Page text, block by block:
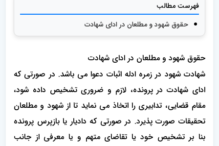
فهرست مطالب
حقوق شهود و مطلعان در ادای شهادت
حقوق شهود و مطلعان در ادای شهادت
شهادت شهود در زمره ادله اثبات دعوا می باشد. در صورتی که
ادای شهادت در پرونده، لازم و ضروری تشخیص داده شود،
مقام قضایی، تدابیری را اتخاذ می نماید تا از شهود و مطلعان
تحقیقات صورت پذیرد. در صورتی که دادیار یا بازپرس پرونده
بنا بر تشخیص خود یا تقاضای متهم و یا معرفی از جانب